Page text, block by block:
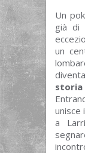
Un
già di
un
unisce
a